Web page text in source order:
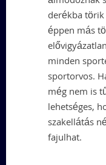
derékba
éppen más
minden
sportorvos.
még nem is
lehetséges,
szakellátás
fajulhat.